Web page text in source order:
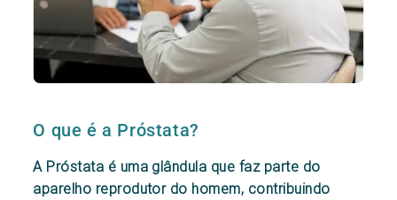
O que é a Próstata?
A Próstata é uma glândula que faz parte do
aparelho reprodutor do homem, contribuindo